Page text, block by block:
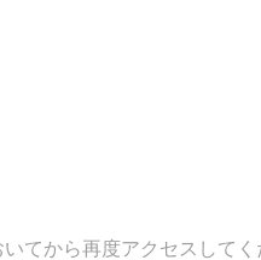
てから再度アクセスしてく